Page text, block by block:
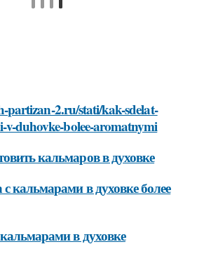
partizan-2.ru/stati/kak-sdelat-
duhovke-bolee-aromatnymi
кальмаров в духовке
кальмарами в духовке более
в духовке